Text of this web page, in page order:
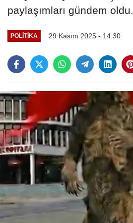
paylaşımları gündem oldu.
POLITIKA 29 Kasım 2025 - 14:30